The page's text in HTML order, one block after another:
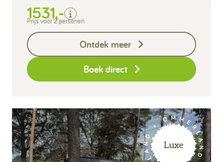
1531,-
Keukendoekenpakket
Eindschoonmaak
Prijs voor 2 personen
Ontdek meer
Boek direct
Luxe